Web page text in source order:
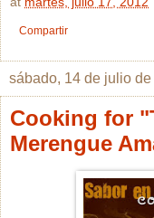
Compartir
sábado, 14 de julio de
Cooking for
Merengue